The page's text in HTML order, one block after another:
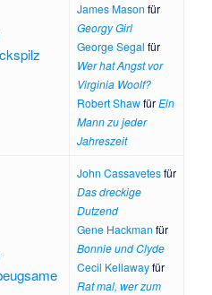
James Mason für
Georgy Girl
George Segal für
Wer hat Angst vor
Virginia Woolf?
Robert ShawfürEin
Mann zu jeder
Jahreszeit
John Cassavetesfür
Das dreckige
Dutzend
Gene Hackman für
Bonnie und Clyde
Cecil Kellawayfür
Rat mal, wer zum